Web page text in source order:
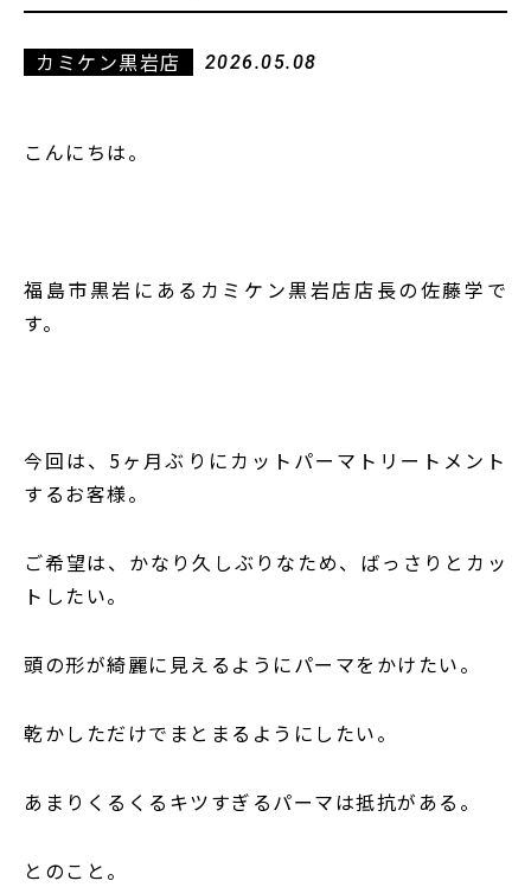
カミケン黒岩店 2026.05.08
こんにちは。
福島市黒岩にあるカミケン黒岩店店長の佐藤学で
す。
今回は、5ヶ月ぶりにカットパーマトリートメント
するお客様。
ご希望は、かなり久しぶりなため、ばっさりとカッ
トしたい。
頭の形が綺麗に見えるようにパーマをかけたい。
乾かしただけでまとまるようにしたい。
あまりくるくるキツすぎるパーマは抵抗がある。
とのこと。